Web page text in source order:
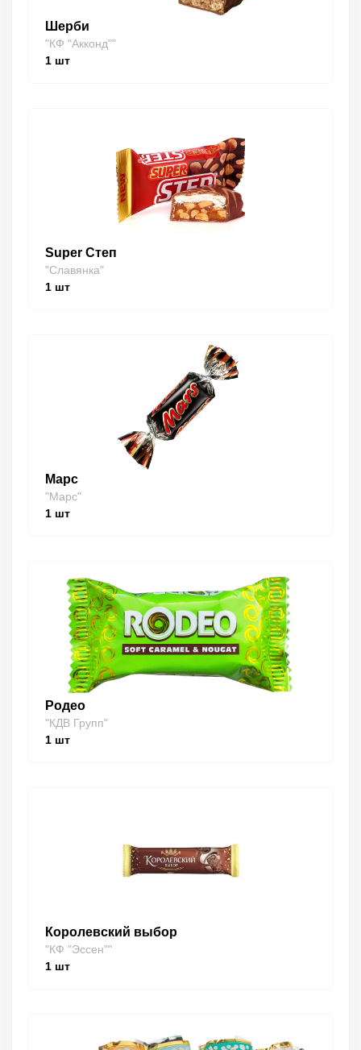
Шерби
"КФ "Акконд""
1 шт
Super Степ
"Славянка"
1 шт
Марс
"Марс"
1 шт
Родео
"КДВ Групп"
1 шт
Королевский выбор
"КФ "Эссен""
1 шт